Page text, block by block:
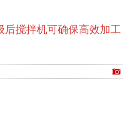
后搅拌机可确保高效加工